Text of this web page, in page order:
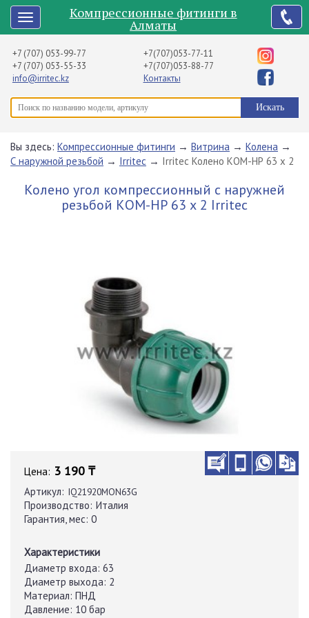
Компрессионные фитинги в
Алматы
+7 (707) 053-99-77
+7 (707) 053-55-33
info@irritec.kz
+7(707)053-77-11
+7(707)053-88-77
Контакты
Вы здесь: Компрессионные фитинги → Витрина → Колена →
С наружной резьбой → Irritec → Irritec Колено КОМ-НР 63 х 2
Колено угол компрессионный с наружней
резьбой КОМ-НР 63 х 2 Irritec
Цена: 3 190 ₸
Артикул: IQ21920MON63G
Производство: Италия
Гарантия, мес: 0
Характеристики
Диаметр входа: 63
Диаметр выхода: 2
Материал: ПНД
Давление: 10 бар